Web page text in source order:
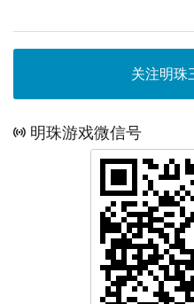
关注明珠
明珠游戏微信号